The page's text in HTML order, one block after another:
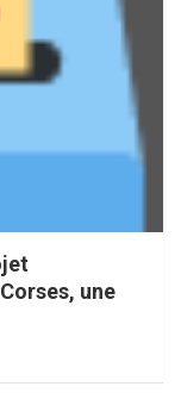
une